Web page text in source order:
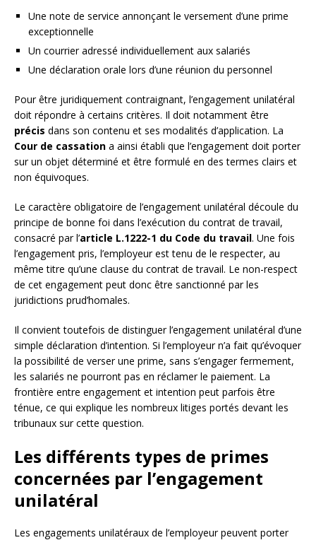
Une note de service annonçant le versement d’une prime
exceptionnelle
Un courrier adressé individuellement aux salariés
Une déclaration orale lors d’une réunion du personnel
Pour être juridiquement contraignant, l’engagement unilatéral
doit répondre à certains critères. Il doit notamment être
précis dans son contenu et ses modalités d’application. La
Cour de cassation a ainsi établi que l’engagement doit porter
sur un objet déterminé et être formulé en des termes clairs et
non équivoques.
Le caractère obligatoire de l’engagement unilatéral découle du
principe de bonne foi dans l’exécution du contrat de travail,
consacré par l’article L.1222-1 du Code du travail. Une fois
l’engagement pris, l’employeur est tenu de le respecter, au
même titre qu’une clause du contrat de travail. Le non-respect
de cet engagement peut donc être sanctionné par les
juridictions prud’homales.
Il convient toutefois de distinguer l’engagement unilatéral d’une
simple déclaration d’intention. Si l’employeur n’a fait qu’évoquer
la possibilité de verser une prime, sans s’engager fermement,
les salariés ne pourront pas en réclamer le paiement. La
frontière entre engagement et intention peut parfois être
ténue, ce qui explique les nombreux litiges portés devant les
tribunaux sur cette question.
Les différents types de primes
concernées par l’engagement
unilatéral
Les engagements unilatéraux de l’employeur peuvent porter